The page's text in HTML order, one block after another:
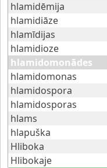
hlamidēmija
hlamidiāze
hlamīdijas
hlamidioze
hlamidomonādes
hlamidomonas
hlamidospora
hlamidosporas
hlams
hlapuška
Hliboka
Hlibokaje